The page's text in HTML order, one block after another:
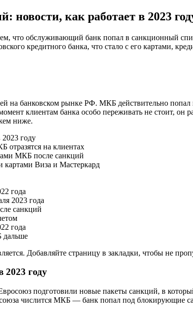
новости, как работает в 2023
что обслуживающий банк попал в санкционный
кредитного банка, что стало с его картами,
на банковском рынке РФ. МКБ действительно попал
клиентам банка особо переживать не стоит, он
ниже.
году
отразятся на клиентах
МКБ после санкций
картами Виза и Мастеркард
года
2023 года
санкций
года
дальше
Добавляйте страницу в закладки, чтобы не
году
подготовили новые пакеты санкций, в
числится МКБ — банк попал под